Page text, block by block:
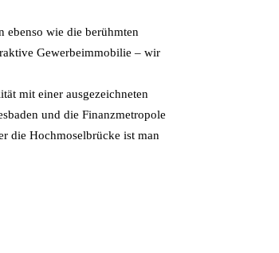
ebenso wie die berühmten
Gewerbeimmobilie – wir
mit einer ausgezeichneten
und die Finanzmetropole
die Hochmoselbrücke ist man